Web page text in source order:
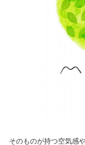
そのものが持つ空気感